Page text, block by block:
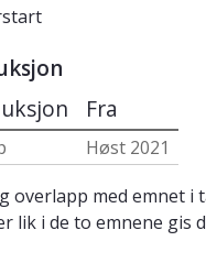
Fra
Høst 2021
overlapp med emnet
lik i de to emnene gis